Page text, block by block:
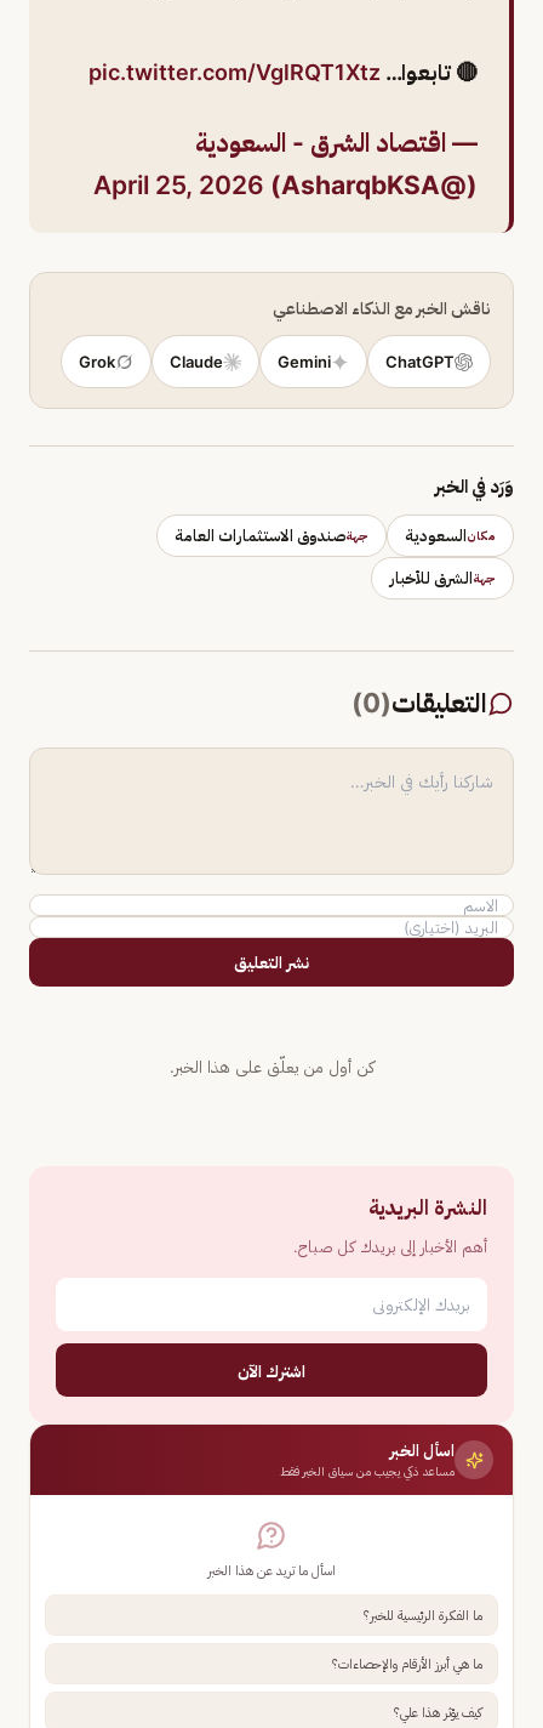
🔴 تابعوا… pic.twitter.com/VglRQT1Xtz
— اقتصاد الشرق - السعودية
(@AsharqbKSA)
April 25, 2026
ناقش الخبر مع الذكاء الاصطناعي
ChatGPT
Gemini
Claude
Grok
وَرَد في الخبر
مكانالسعودية جهةصندوق الاستثمارات العامة
جهةالشرق للأخبار
التعليقات(
0
)
نشر التعليق
كن أول من يعلّق على هذا الخبر.
النشرة البريدية
أهم الأخبار إلى بريدك كل صباح.
اشترك الآن
اسأل الخبر
مساعد ذكي يجيب من سياق الخبر فقط
اسأل ما تريد عن هذا الخبر
ما الفكرة الرئيسية للخبر؟
ما هي أبرز الأرقام والإحصاءات؟
كيف يؤثر هذا علي؟